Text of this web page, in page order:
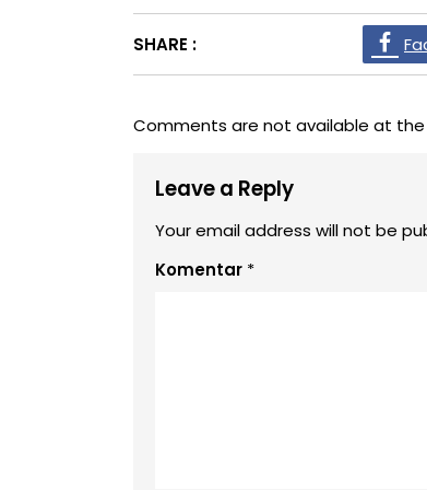
SHARE :
Comments are not available at
Leave a Reply
Your email address will not be
Komentar *